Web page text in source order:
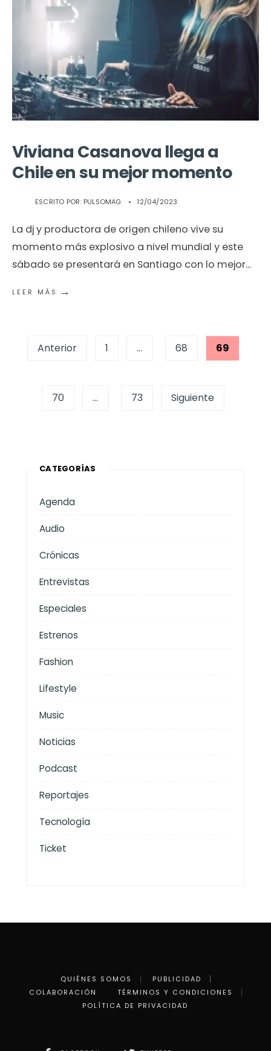
Viviana Casanova llega a
Chile en su mejor momento
ESCRITO POR: PULSOMAG • 12/04/2023
La dj y productora de origen chileno vive su
momento más explosivo a nivel mundial y este
sábado se presentará en Santiago con lo mejor...
LEER MÁS →
Paginación
entradas
Anterior 1 … 68 69
70 … 73 Siguiente
CATEGORÍAS
Agenda
Audio
Crónicas
Entrevistas
Especiales
Estrenos
Fashion
Lifestyle
Music
Noticias
Podcast
Reportajes
Tecnología
Ticket
QUIÉNES SOMOS
PUBLICIDAD
COLABORACIÓN
TÉRMINOS Y CONDICIONES
POLÍTICA DE PRIVACIDAD